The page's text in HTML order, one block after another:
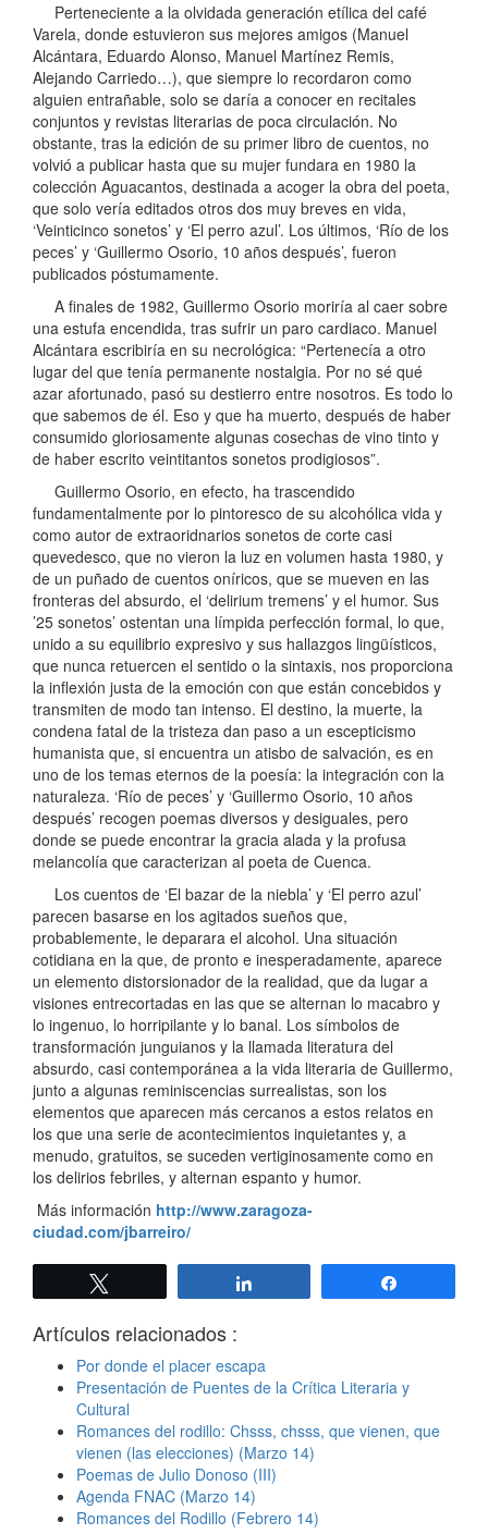
Perteneciente a la olvidada generación etílica del café
Varela, donde estuvieron sus mejores amigos (Manuel
Alcántara, Eduardo Alonso, Manuel Martínez Remis,
Alejando Carriedo…), que siempre lo recordaron como
alguien entrañable, solo se daría a conocer en recitales
conjuntos y revistas literarias de poca circulación. No
obstante, tras la edición de su primer libro de cuentos, no
volvió a publicar hasta que su mujer fundara en 1980 la
colección Aguacantos, destinada a acoger la obra del poeta,
que solo vería editados otros dos muy breves en vida,
‘Veinticinco sonetos’ y ‘El perro azul’. Los últimos, ‘Río de los
peces’ y ‘Guillermo Osorio, 10 años después’, fueron
publicados póstumamente.
A finales de 1982, Guillermo Osorio moriría al caer sobre
una estufa encendida, tras sufrir un paro cardiaco. Manuel
Alcántara escribiría en su necrológica: “Pertenecía a otro
lugar del que tenía permanente nostalgia. Por no sé qué
azar afortunado, pasó su destierro entre nosotros. Es todo lo
que sabemos de él. Eso y que ha muerto, después de haber
consumido gloriosamente algunas cosechas de vino tinto y
de haber escrito veintitantos sonetos prodigiosos”.
Guillermo Osorio, en efecto, ha trascendido
fundamentalmente por lo pintoresco de su alcohólica vida y
como autor de extraoridnarios sonetos de corte casi
quevedesco, que no vieron la luz en volumen hasta 1980, y
de un puñado de cuentos oníricos, que se mueven en las
fronteras del absurdo, el ‘delirium tremens’ y el humor. Sus
’25 sonetos’ ostentan una límpida perfección formal, lo que,
unido a su equilibrio expresivo y sus hallazgos lingüísticos,
que nunca retuercen el sentido o la sintaxis, nos proporciona
la inflexión justa de la emoción con que están concebidos y
transmiten de modo tan intenso. El destino, la muerte, la
condena fatal de la tristeza dan paso a un escepticismo
humanista que, si encuentra un atisbo de salvación, es en
uno de los temas eternos de la poesía: la integración con la
naturaleza. ‘Río de peces’ y ‘Guillermo Osorio, 10 años
después’ recogen poemas diversos y desiguales, pero
donde se puede encontrar la gracia alada y la profusa
melancolía que caracterizan al poeta de Cuenca.
Los cuentos de ‘El bazar de la niebla’ y ‘El perro azul’
parecen basarse en los agitados sueños que,
probablemente, le deparara el alcohol. Una situación
cotidiana en la que, de pronto e inesperadamente, aparece
un elemento distorsionador de la realidad, que da lugar a
visiones entrecortadas en las que se alternan lo macabro y
lo ingenuo, lo horripilante y lo banal. Los símbolos de
transformación junguianos y la llamada literatura del
absurdo, casi contemporánea a la vida literaria de Guillermo,
junto a algunas reminiscencias surrealistas, son los
elementos que aparecen más cercanos a estos relatos en
los que una serie de acontecimientos inquietantes y, a
menudo, gratuitos, se suceden vertiginosamente como en
los delirios febriles, y alternan espanto y humor.
Más información http://www.zaragoza-
ciudad.com/jbarreiro/
Artículos relacionados :
Por donde el placer escapa
Presentación de Puentes de la Crítica Literaria y
Cultural
Romances del rodillo: Chsss, chsss, que vienen, que
vienen (las elecciones) (Marzo 14)
Poemas de Julio Donoso (III)
Agenda FNAC (Marzo 14)
Romances del Rodillo (Febrero 14)